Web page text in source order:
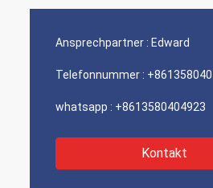
Ansprechpartner : Edward
Telefonnummer :
whatsapp : +8613580404923
Kontakt